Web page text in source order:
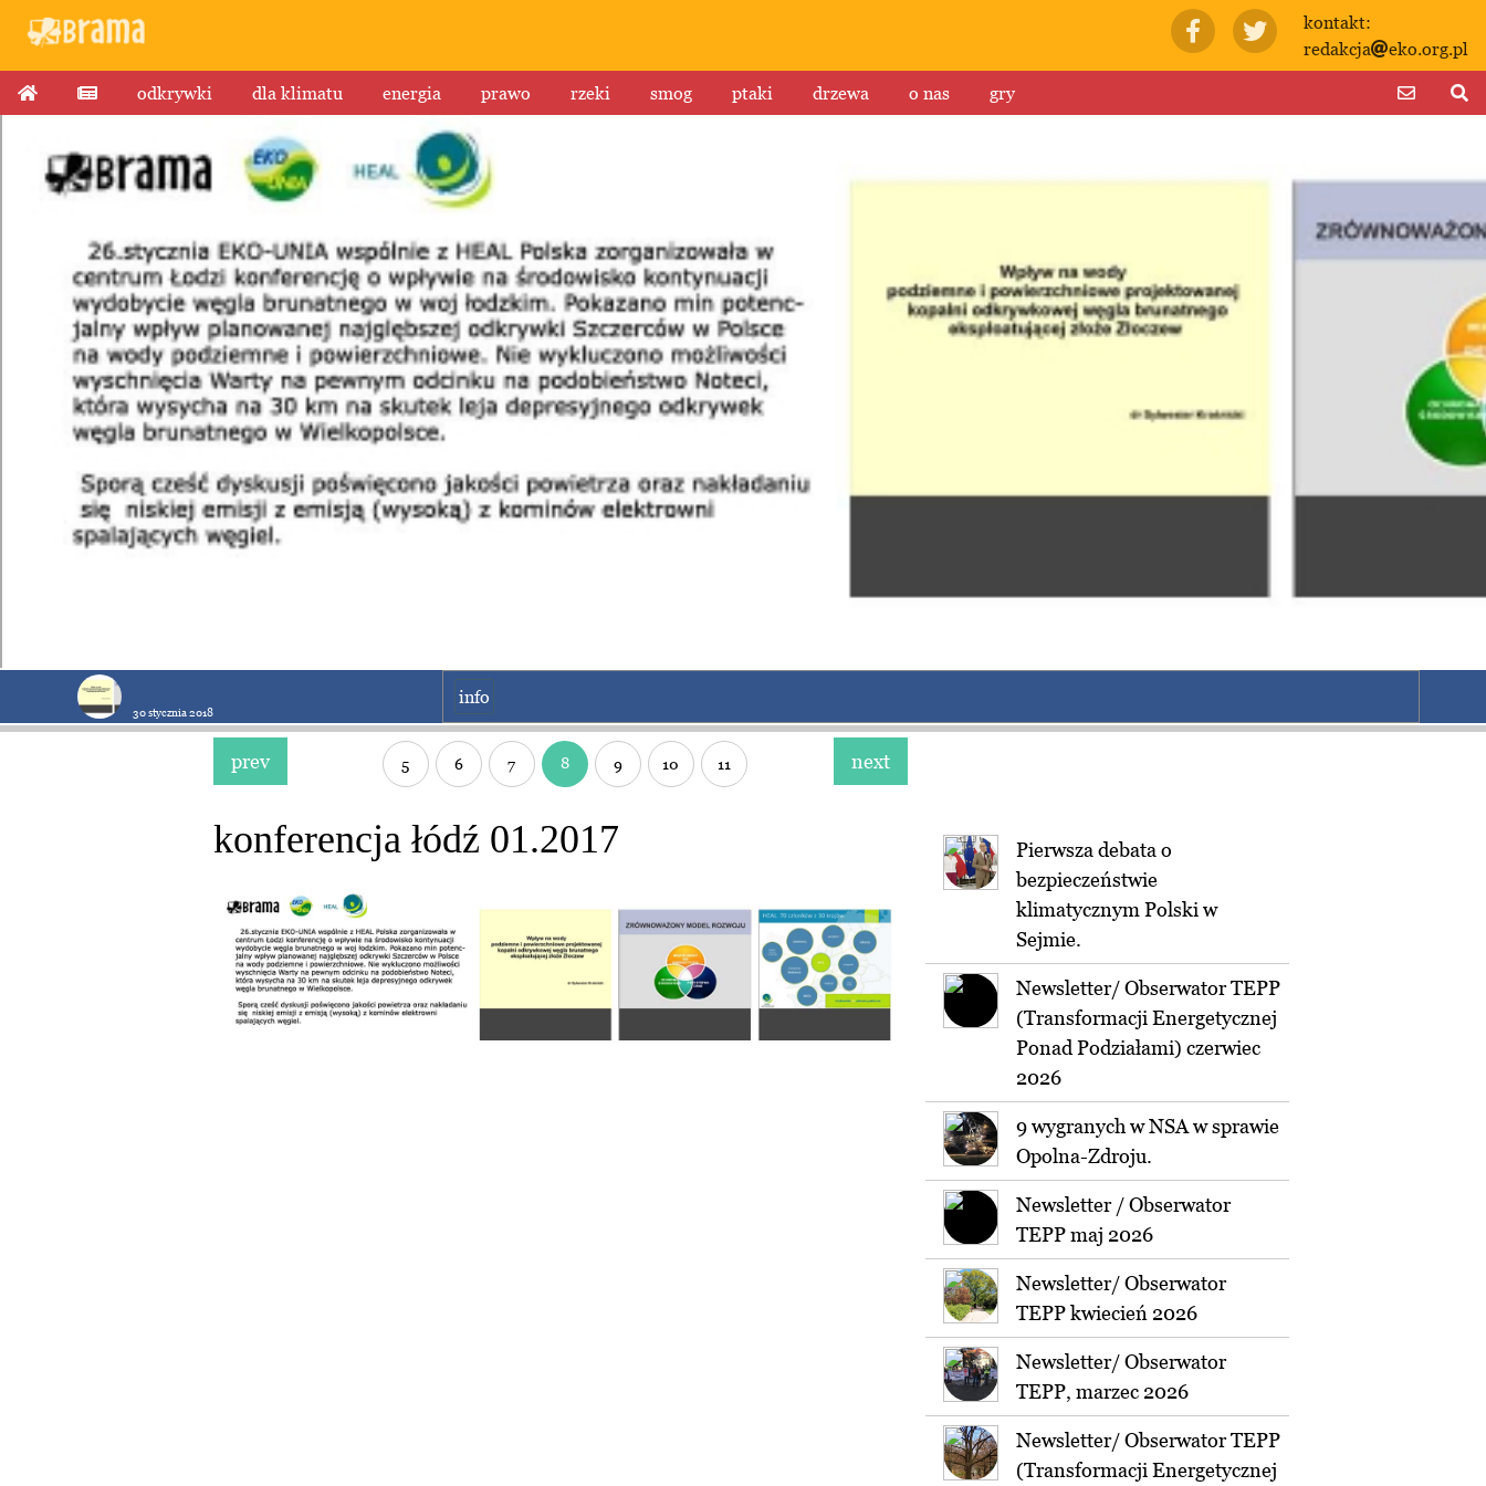
kontakt:
redakcja
eko.org.pl
odkrywki dla klimatu energia prawo rzeki smog ptaki drzewa o nas gry
30 stycznia 2018
info
prev 5 6 7 8 9 10 11 next
konferencja łódź 01.2017
Pierwsza debata o
bezpieczeństwie
klimatycznym Polski w
Sejmie.
Newsletter/ Obserwator TEPP
(Transformacji Energetycznej
Ponad Podziałami) czerwiec
2026
9 wygranych w NSA w sprawie
Opolna-Zdroju.
Newsletter / Obserwator
TEPP maj 2026
Newsletter/ Obserwator
TEPP kwiecień 2026
Newsletter/ Obserwator
TEPP, marzec 2026
Newsletter/ Obserwator TEPP
(Transformacji Energetycznej